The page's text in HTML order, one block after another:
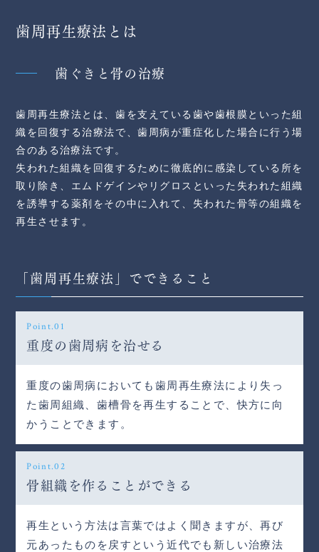
歯周再生療法とは
歯ぐきと骨の治療
歯周再生療法とは、歯を支えている歯や歯根膜といった組
織を回復する治療法で、歯周病が重症化した場合に行う場
合のある治療法です。
失われた組織を回復するために徹底的に感染している所を
取り除き、エムドゲインやリグロスといった失われた組織
を誘導する薬剤をその中に入れて、失われた骨等の組織を
再生させます。
「歯周再生療法」でできること
Point.01
重度の歯周病を治せる
重度の歯周病においても歯周再生療法により失っ
た歯周組織、歯槽骨を再生することで、快方に向
かうことできます。
Point.02
骨組織を作ることができる
再生という方法は言葉ではよく聞きますが、再び
元あったものを戻すという近代でも新しい治療法